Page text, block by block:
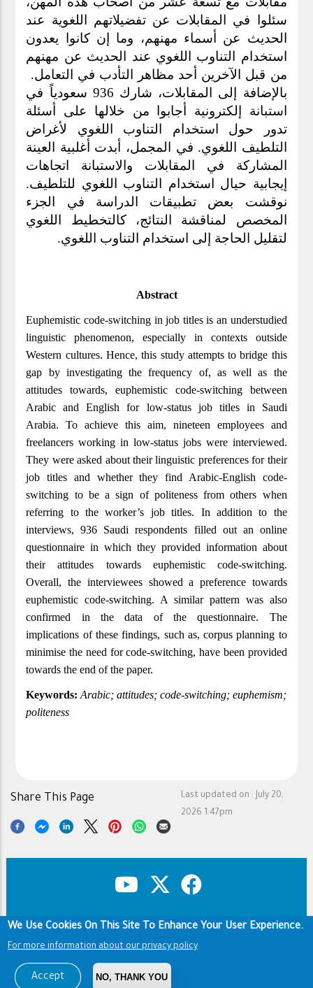
لتقليل الحاجة إلى استخدام التناوب اللغوي.
Abstract
Euphemistic code-switching in job titles is an understudied
linguistic phenomenon, especially in contexts outside
Western cultures. Hence, this study attempts to bridge this
gap by investigating the frequency of, as well as the
attitudes towards, euphemistic code-switching between
Arabic and English for low-status job titles in Saudi
Arabia. To achieve this aim, nineteen employees and
freelancers working in low-status jobs were interviewed.
They were asked about their linguistic preferences for their
job titles and whether they find Arabic-English code-
switching to be a sign of politeness from others when
referring to the worker’s job titles. In addition to the
interviews, 936 Saudi respondents filled out an online
questionnaire in which they provided information about
their attitudes towards euphemistic code-switching.
Overall, the interviewees showed a preference towards
euphemistic code-switching. A similar pattern was also
confirmed in the data of the questionnaire. The
implications of these findings, such as, corpus planning to
minimise the need for code-switching, have been provided
towards the end of the paper.
Keywords: Arabic; attitudes; code-switching; euphemism;
politeness
Last updated on : July 20,
2026 1:47pm
Share This Page
Footer Copyright & Disclaimer
Privacy Policy
Terms of use
Copyright © 1960-2026 King Saud University
We Use Cookies On This Site To Enhance Your User Experience.
For more information about our privacy policy
Accept NO, THANK YOU